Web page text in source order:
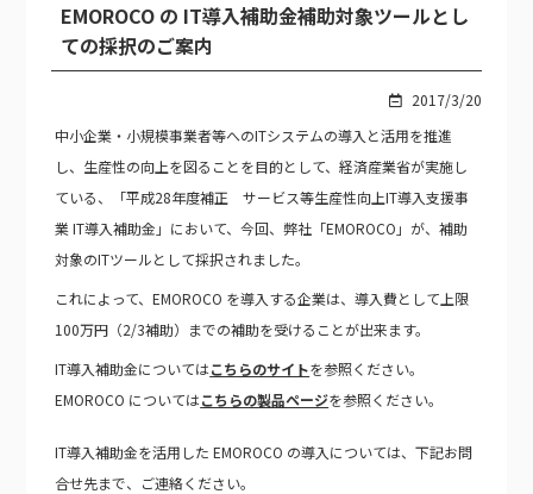
EMOROCO の IT導入補助金補助対象ツールとし
ての採択のご案内
2017/3/20
中小企業・小規模事業者等へのITシステムの導入と活用を推進
し、生産性の向上を図ることを目的として、経済産業省が実施し
ている、「平成28年度補正 サービス等生産性向上IT導入支援事
業 IT導入補助金」において、今回、弊社「EMOROCO 」が、補助
対象のITツールとして採択されました。
これによって、EMOROCO を導入する企業は、導入費として上限
100万円（2/3補助）までの補助を受けることが出来ます。
IT導入補助金についてはこちらのサイトを参照ください。
EMOROCO についてはこちらの製品ページを参照ください。
IT導入補助金を活用したEMOROCO の導入については、下記お問
合せ先まで、ご連絡ください。